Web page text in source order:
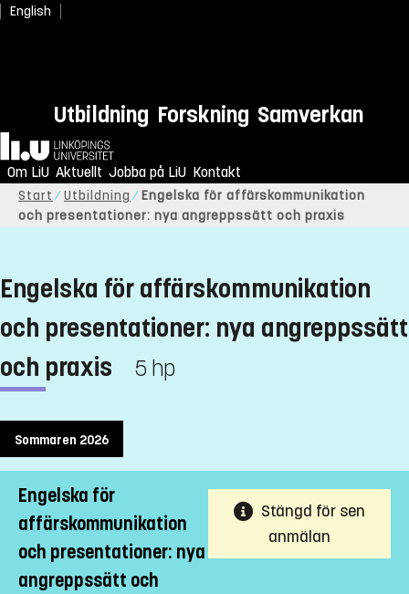
English
Utbildning Forskning Samverkan
Hem
Om LiU Aktuellt Jobba på LiU Kontakt
Start Utbildning
Engelska för affärskommunikation
och presentationer: nya angreppssätt och praxis
Engelska för affärskommunikation
och presentationer: nya angreppssätt
och praxis
5 hp
Sommaren 2026
Engelska för
affärskommunikation
och presentationer: nya
angreppssätt och
Stängd för sen
anmälan